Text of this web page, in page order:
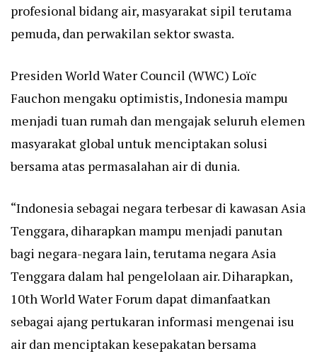
profesional bidang air, masyarakat sipil terutama
pemuda, dan perwakilan sektor swasta.
Presiden World Water Council (WWC) Loïc
Fauchon mengaku optimistis, Indonesia mampu
menjadi tuan rumah dan mengajak seluruh elemen
masyarakat global untuk menciptakan solusi
bersama atas permasalahan air di dunia.
“Indonesia sebagai negara terbesar di kawasan Asia
Tenggara, diharapkan mampu menjadi panutan
bagi negara-negara lain, terutama negara Asia
Tenggara dalam hal pengelolaan air. Diharapkan,
10th World Water Forum dapat dimanfaatkan
sebagai ajang pertukaran informasi mengenai isu
air dan menciptakan kesepakatan bersama